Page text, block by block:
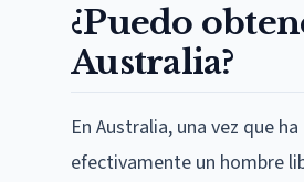
¿Puedo
Australia?
En Australia, una vez que
efectivamente un hombre